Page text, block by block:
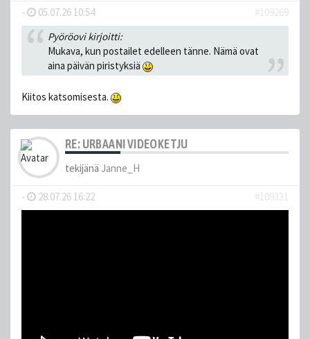
- 05.07.26 10:54
#109269
Pyöröovi kirjoitti:
Mukava, kun postailet edelleen tänne. Nämä ovat
aina päivän piristyksiä
Kiitos katsomisesta.
RE: URBAANI VIDEOKETJU
tekijänä Janne_H
- 28.07.26 16:22 #109331